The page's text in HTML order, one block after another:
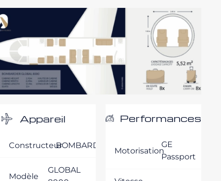
Appareil
ConstructeurBOMBARDIER
Modèle
GLOBAL
Performances
Motorisation
GE
Passport